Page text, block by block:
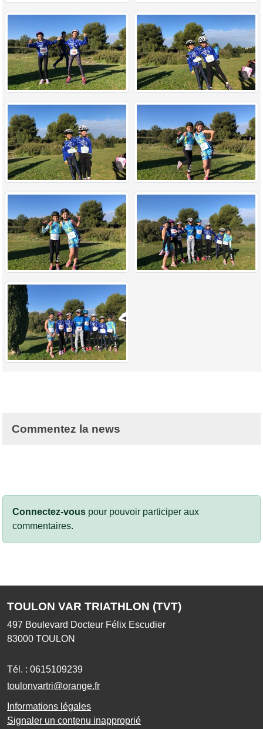
Commentez la news
Connectez-vous pour pouvoir participer aux
commentaires.
TOULON VAR TRIATHLON (TVT)
497 Boulevard Docteur Félix Escudier
83000 TOULON
Tél. : 0615109239
toulonvartri@orange.fr
Informations légales
Signaler un contenu inapproprié